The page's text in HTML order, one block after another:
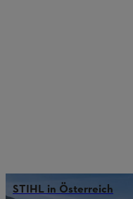
STIHL in Österreich